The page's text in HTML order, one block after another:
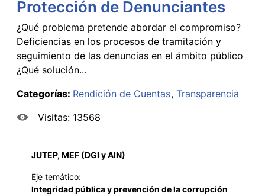
Protección de Denunciantes
¿Qué problema pretende abordar el compromiso?
Deficiencias en los procesos de tramitación y
seguimiento de las denuncias en el ámbito público
¿Qué solución...
Categorías: Rendición de Cuentas Transparencia
Visitas: 13568
JUTEP, MEF (DGI y AIN)
Eje temático:
Integridad pública y prevención de la corrupción